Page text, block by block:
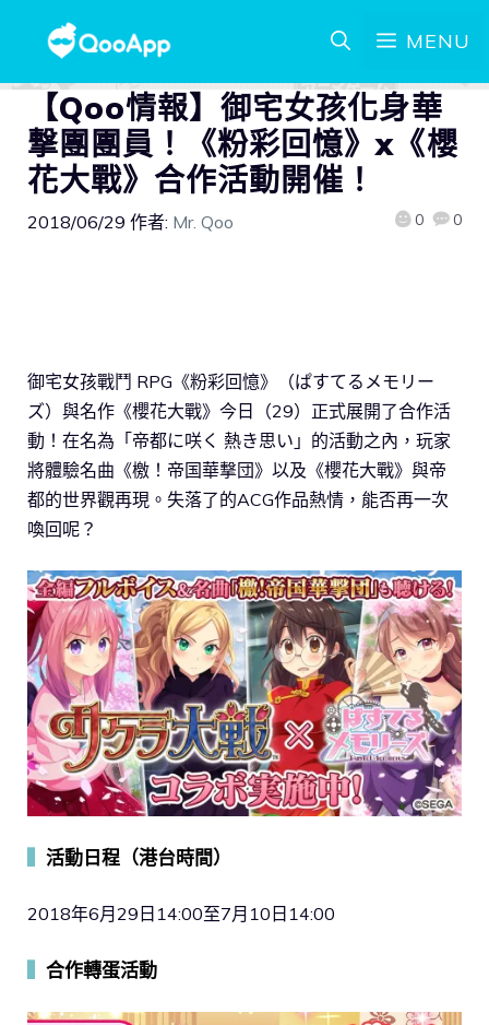
MENU
【Qoo情報】御宅女孩化身華
撃團團員！《粉彩回憶》x《櫻
花大戰》合作活動開催！
2018/06/29 作者: Mr. Qoo 0 0
御宅女孩戰鬥 RPG《粉彩回憶》（ぱすてるメモリー
ズ）與名作《櫻花大戰》今日（29）正式展開了合作活
動！在名為「帝都に咲く 熱き思い」的活動之內，玩家
將體驗名曲《檄！帝国華撃団》以及《櫻花大戰》與帝
都的世界觀再現。失落了的ACG作品熱情，能否再一次
喚回呢？
活動日程（港台時間）
2018年6月29日14:00至7月10日14:00
合作轉蛋活動